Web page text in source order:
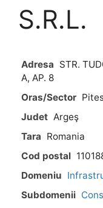
S.R.L.
Adresa STR.
A, AP. 8
Oras/Sector
Judet Argeş
Tara Romania
Cod postal
Domeniu
Subdomenii